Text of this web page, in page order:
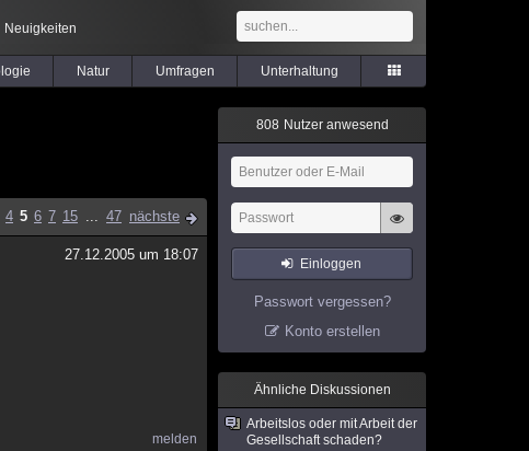
Neuigkeiten
Natur Umfragen Unterhaltung
4 5 6 7 15 ... 47 nächste
27.12.2005 um 18:07
melden
808 Nutzer anwesend
Einloggen
Passwort vergessen?
Konto erstellen
Ähnliche Diskussionen
Arbeitslos oder mit Arbeit der
Gesellschaft schaden?